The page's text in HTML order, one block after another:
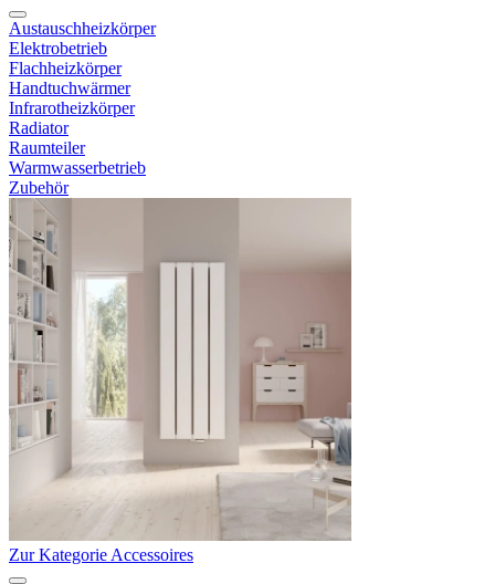
Austauschheizkörper
Elektrobetrieb
Flachheizkörper
Handtuchwärmer
Infrarotheizkörper
Radiator
Raumteiler
Warmwasserbetrieb
Zubehör
Zur Kategorie Accessoires